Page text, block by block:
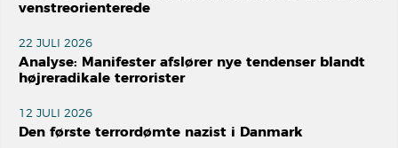
venstreorienterede
22 JULI 2026
Analyse: Manifester afslører nye tendenser blandt
højreradikale terrorister
12 JULI 2026
Den første terrordømte nazist i Danmark